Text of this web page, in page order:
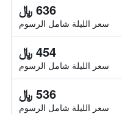
636 ﷼
سعر الليلة شامل الرسوم
454 ﷼
سعر الليلة شامل الرسوم
536 ﷼
سعر الليلة شامل الرسوم